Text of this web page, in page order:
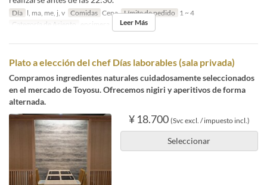
Día l, ma, me, j, v Comidas Cena Límite de pedido 1 ~ 4
Categoría de Asiento
encimera Leer Más
Plato a elección del chef Días laborables (sala privada)
Compramos ingredientes naturales cuidadosamente seleccionados
en el mercado de Toyosu. Ofrecemos nigiri y aperitivos de forma
alternada.
¥ 18.700 (Svc excl. / impuesto incl.)
Seleccionar